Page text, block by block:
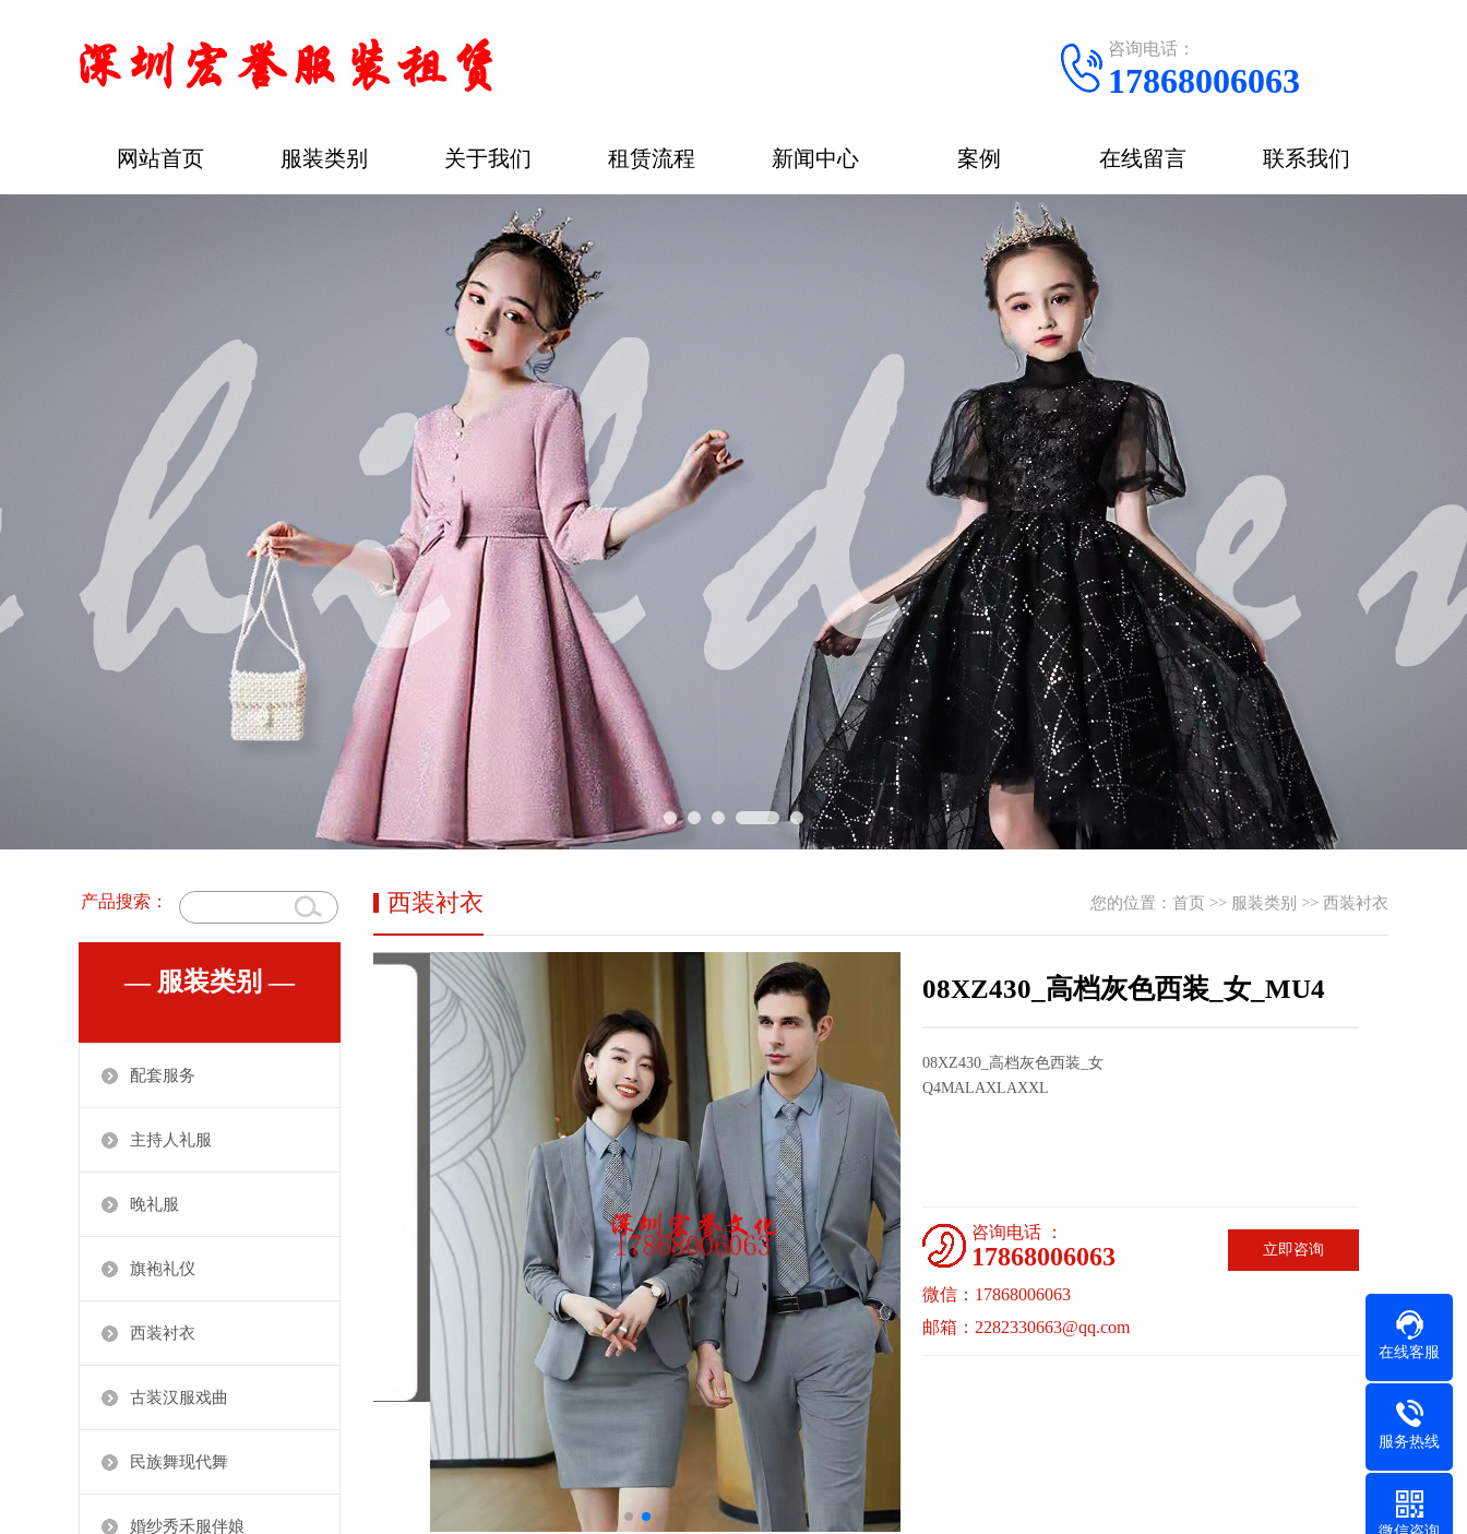
咨询电话：
17868006063
网站首页 服装类别 关于我们 租赁流程 新闻中心 案例 在线留言 联系我们
产品搜索：
— 服装类别 —
配套服务
主持人礼服
晚礼服
旗袍礼仪
西装衬衣
古装汉服戏曲
民族舞现代舞
婚纱秀禾服伴娘
您的位置： 首页 >> 服装类别 >> 西装衬衣
西装衬衣
08XZ430_高档灰色西装_女_MU4
08XZ430_高档灰色西装_女
Q4MALAXLAXXL
立即咨询
咨询电话 ：
17868006063
微信：17868006063
邮箱：2282330663@qq.com
在线客服
服务热线